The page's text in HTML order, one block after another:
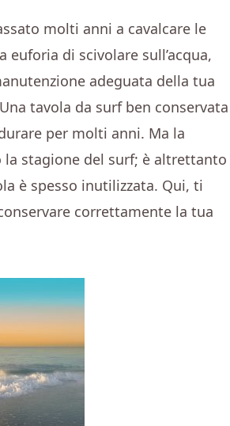
molti anni a cavalcare le
di scivolare sull’acqua,
adeguata della tua
tavola da surf ben conservata
per molti anni. Ma la
la stagione del surf; è altrettanto
è spesso inutilizzata. Qui, ti
correttamente la tua